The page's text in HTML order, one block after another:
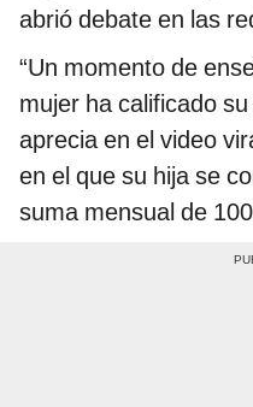
abrió debate en las
“Un momento de
mujer ha calificado
aprecia en el video
en el que su hija se
suma mensual de